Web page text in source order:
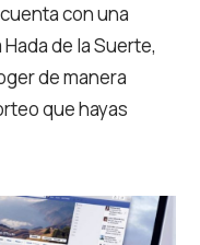
con una
de la Suerte,
de manera
que hayas